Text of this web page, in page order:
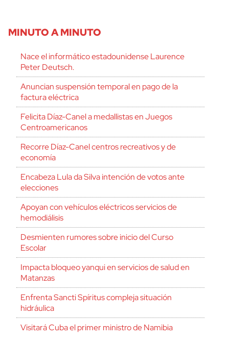
MINUTO A MINUTO
Nace el informático estadounidense Laurence
Peter Deutsch.
Anuncian suspensión temporal en pago de la
factura eléctrica
Felicita Díaz-Canel a medallistas en Juegos
Centroamericanos
Recorre Díaz-Canel centros recreativos y de
economía
Encabeza Lula da Silva intención de votos ante
elecciones
Apoyan con vehículos eléctricos servicios de
hemodiálisis
Desmienten rumores sobre inicio del Curso
Escolar
Impacta bloqueo yanqui en servicios de salud en
Matanzas
Enfrenta Sancti Spíritus compleja situación
hidráulica
Visitará Cuba el primer ministro de Namibia